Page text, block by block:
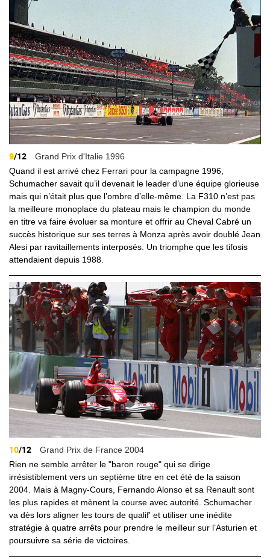
9/12
Grand Prix d'Italie 1996
Quand il est arrivé chez Ferrari pour la campagne 1996,
Schumacher savait qu’il devenait le leader d’une équipe glorieuse
mais qui n’était plus que l’ombre d’elle-même. La F310 n’est pas
la meilleure monoplace du plateau mais le champion du monde
en titre va faire évoluer sa monture et offrir au Cheval Cabré un
succès historique sur ses terres à Monza après avoir doublé Jean
Alesi par ravitaillements interposés. Un triomphe que les tifosis
attendaient depuis 1988.
10/12
Grand Prix de France 2004
Rien ne semble arrêter le "baron rouge" qui se dirige
irrésistiblement vers un septième titre en cet été de la saison
2004. Mais à Magny-Cours, Fernando Alonso et sa Renault sont
les plus rapides et mènent la course avec autorité. Schumacher
va dès lors aligner les tours de qualif' et utiliser une inédite
stratégie à quatre arrêts pour prendre le meilleur sur l’Asturien et
poursuivre sa série de victoires.